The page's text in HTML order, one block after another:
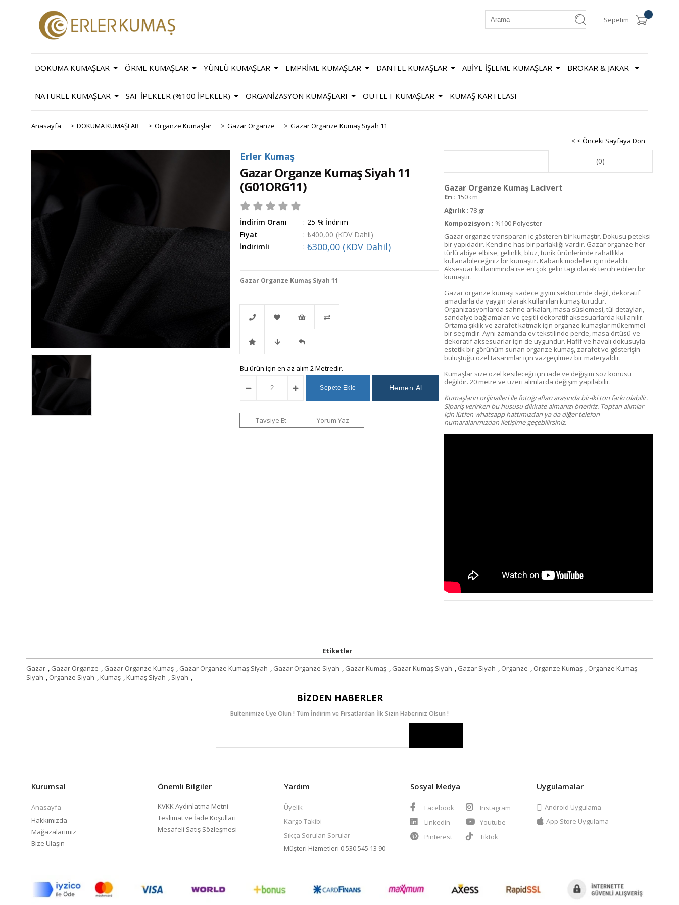
Sepetim
DOKUMA KUMAŞLAR ÖRME KUMAŞLAR YÜNLÜ KUMAŞLAR EMPRİME KUMAŞLAR DANTEL KUMAŞLAR ABİYE İŞLEME KUMAŞLAR BROKAR & JAKAR
NATUREL KUMAŞLAR SAF İPEKLER (%100 İPEKLER) ORGANİZASYON KUMAŞLARI OUTLET KUMAŞLAR KUMAŞ KARTELASI
Anasayfa > DOKUMA KUMAŞLAR > Organze Kumaşlar > Gazar Organze > Gazar Organze Kumaş Siyah 11
< < Önceki Sayfaya Dön
Erler Kumaş
Gazar Organze Kumaş Siyah 11
(G01ORG11)
İndirim Oranı : %
25
İndirim
Fiyat
: ₺400,00 (KDV Dahil)
İndirimli
: ₺300,00 (KDV Dahil)
Gazar Organze Kumaş Siyah 11
Telefonla
Sipariş
Favorilere
Ekle
İstek
Listeme
Ekle
İndirimli Fiyat
Düşünce
Haber
Gelince
Haber
Bu ürün için en az alım 2 Metredir.
Tavsiye Et Yorum Yaz
(0)
Gazar Organze Kumaş Lacivert
En : 150 cm
Ağırlık : 78 gr
Kompozisyon : %100 Polyester
Gazar organze transparan iç gösteren bir kumaştır. Dokusu peteksi
bir yapıdadır. Kendine has bir parlaklığı vardır. Gazar organze her
türlü abiye elbise, gelinlik, bluz, tunik ürünlerinde rahatlıkla
kullanabileceğiniz bir kumaştır. Kabarık modeller için idealdir.
Aksesuar kullanımında ise en çok gelin tagı olarak tercih edilen bir
kumaştır.
Gazar organze kumaşı sadece giyim sektöründe değil, dekoratif
amaçlarla da yaygın olarak kullanılan kumaş türüdür.
Organizasyonlarda sahne arkaları, masa süslemesi, tül detayları,
sandalye bağlamaları ve çeşitli dekoratif aksesuarlarda kullanılır.
Ortama şıklık ve zarafet katmak için organze kumaşlar mükemmel
bir seçimdir. Aynı zamanda ev tekstilinde perde, masa örtüsü ve
dekoratif aksesuarlar için de uygundur. Hafif ve havalı dokusuyla
estetik bir görünüm sunan organze kumaş, zarafet ve gösterişin
buluştuğu özel tasarımlar için vazgeçilmez bir materyaldir.
Kumaşlar size özel kesileceği için iade ve değişim söz konusu
değildir. 20 metre ve üzeri alımlarda değişim yapılabilir.
Kumaşların orijinalleri ile fotoğrafları arasında bir-iki ton farkı olabilir.
Sipariş verirken bu hususu dikkate almanızı öneririz. Toptan alımlar
için lütfen whatsapp hattımızdan ya da diğer telefon
numaralarımızdan iletişime geçebilirsiniz.
Etiketler
Gazar , Gazar Organze , Gazar Organze Kumaş , Gazar Organze Kumaş Siyah , Gazar Organze Siyah , Gazar Kumaş , Gazar Kumaş Siyah , Gazar Siyah , Organze , Organze Kumaş , Organze Kumaş
Siyah , Organze Siyah ,Kumaş ,Kumaş Siyah , Siyah ,
BIZDEN HABERLER
Bültenimize Üye Olun ! Tüm İndirim ve Fırsatlardan İlk Sizin Haberiniz Olsun !
Kurumsal
Anasayfa
Hakkımızda
Mağazalarımız
Bize Ulaşın
Önemli Bilgiler
KVKK Aydınlatma Metni
Teslimat ve İade Koşulları
Mesafeli Satış Sözleşmesi
Yardım
Üyelik
Kargo Takibi
Sıkça Sorulan Sorular
Müşteri Hizmetleri 0 530 545 13 90
Sosyal Medya
Facebook
Instagram
Linkedin
Youtube
Pinterest
Tiktok
Uygulamalar
Android Uygulama
App Store Uygulama